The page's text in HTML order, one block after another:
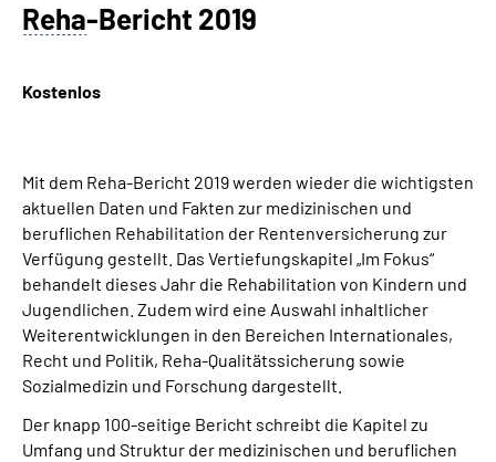
Rente
Beratung & Kontakt
Über uns & Presse
Online-Services
Suche
Language
Inhalte in Gebärdensprache (DGS)
Reha-Bericht 2019
Kostenlos
Mit dem Reha-Bericht 2019 werden wieder die wichtigsten
aktuellen Daten und Fakten zur medizinischen und
beruflichen Rehabilitation der Rentenversicherung zur
Verfügung gestellt. Das Vertiefungskapitel „Im Fokus“
behandelt dieses Jahr die Rehabilitation von Kindern und
Jugendlichen. Zudem wird eine Auswahl inhaltlicher
Weiterentwicklungen in den Bereichen Internationales,
Recht und Politik, Reha-Qualitätssicherung sowie
Sozialmedizin und Forschung dargestellt.
Der knapp 100-seitige Bericht schreibt die Kapitel zu
Umfang und Struktur der medizinischen und beruflichen